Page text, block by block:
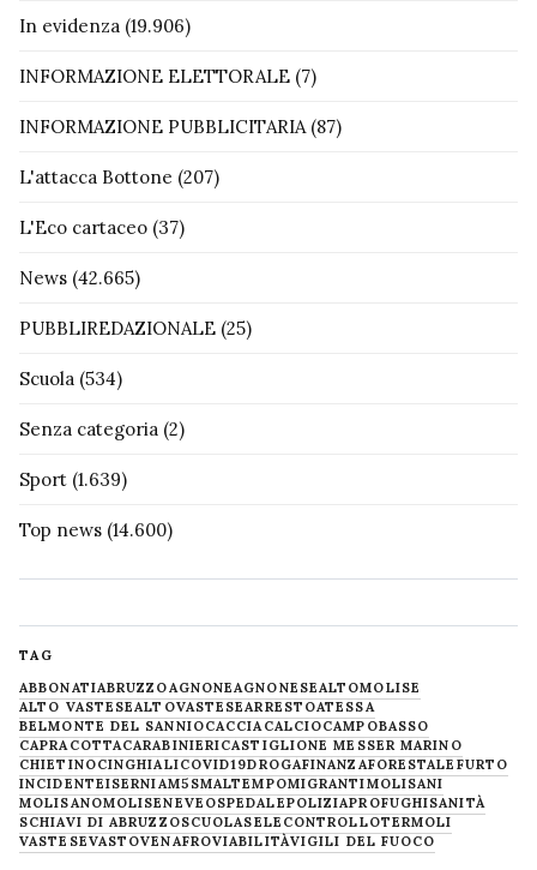
In evidenza (19.906)
INFORMAZIONE ELETTORALE (7)
INFORMAZIONE PUBBLICITARIA(87)
L'attacca Bottone (207)
L'Eco cartaceo (37)
News (42.665)
PUBBLIREDAZIONALE (25)
Scuola (534)
Senza categoria (2)
Sport (1.639)
Top news (14.600)
TAG
ABBONATIABRUZZOAGNONEAGNONESEALTOMOLISE
ALTO VASTESEALTOVASTESEARRESTOATESSA
BELMONTE DEL SANNIOCACCIACALCIOCAMPOBASSO
CAPRACOTTACARABINIERICASTIGLIONE MESSER MARINO
CHIETINOCINGHIALICOVID19DROGAFINANZAFORESTALE FURTO
INCIDENTEISERNIAM5SMALTEMPOMIGRANTIMOLISANI
MOLISANOMOLISENEVE OSPEDALEPOLIZIAPROFUGHISANITÀ
SCHIAVI DI ABRUZZOSCUOLASELECONTROLLOTERMOLI
VASTESEVASTOVENAFROVIABILITÀVIGILI DEL FUOCO